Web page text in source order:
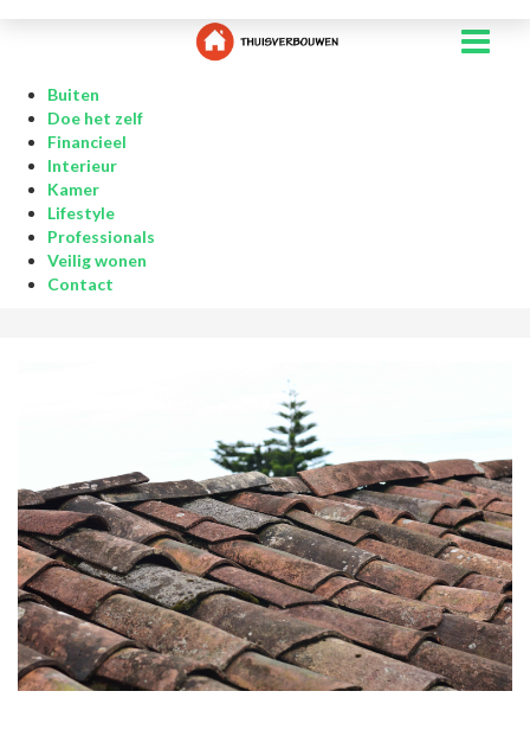
Buiten
Doe het zelf
Financieel
Interieur
Kamer
Lifestyle
Professionals
Veilig wonen
Contact